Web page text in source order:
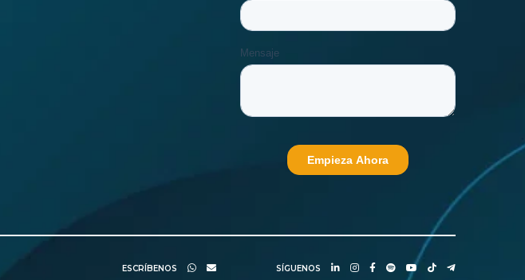
ESCRÍBENOS SÍGUENOS